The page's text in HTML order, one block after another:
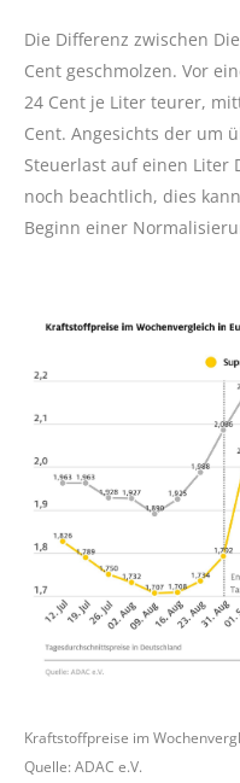
Die Differenz zwischen
Cent geschmolzen. Vor
24 Cent je Liter teurer,
Cent. Angesichts der um
Steuerlast auf einen Liter
noch beachtlich, dies
Beginn einer
Kraftstoffpreise im
Quelle: ADAC e.V.